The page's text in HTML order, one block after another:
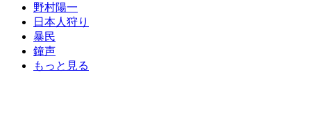
野村陽一
日本人狩り
暴民
鐘声
もっと見る